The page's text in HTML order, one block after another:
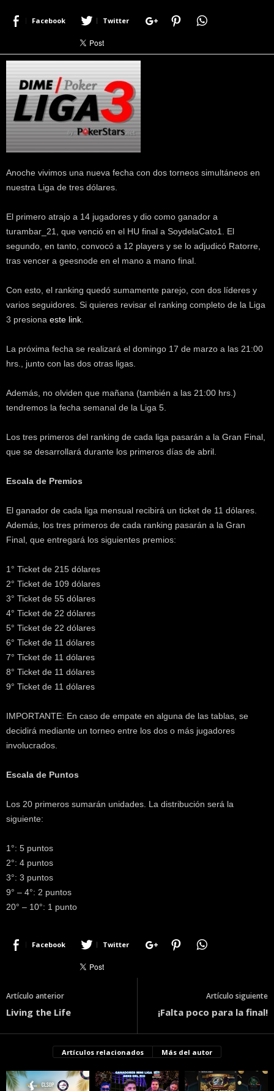
Facebook Twitter
Anoche vivimos una nueva fecha con dos torneos simultáneos en
nuestra Liga de tres dólares.
El primero atrajo a 14 jugadores y dio como ganador a
turambar_21, que venció en el HU final a SoydelaCato1. El
segundo, en tanto, convocó a 12 players y se lo adjudicó Ratorre,
tras vencer a geesnode en el mano a mano final.
Con esto, el ranking quedó sumamente parejo, con dos líderes y
varios seguidores. Si quieres revisar el ranking completo de la Liga
3 presiona este link
La próxima fecha se realizará el domingo 17 de marzo a las 21:00
hrs., junto con las dos otras ligas.
Además, no olviden que mañana (también a las 21:00 hrs.)
tendremos la fecha semanal de la Liga 5.
Los tres primeros del ranking de cada liga pasarán a la Gran Final,
que se desarrollará durante los primeros días de abril.
Escala de Premios
El ganador de cada liga mensual recibirá un ticket de 11 dólares.
Además, los tres primeros de cada ranking pasarán a la Gran
Final, que entregará los siguientes premios:
1° Ticket de 215 dólares
2° Ticket de 109 dólares
3° Ticket de 55 dólares
4° Ticket de 22 dólares
5° Ticket de 22 dólares
6° Ticket de 11 dólares
7° Ticket de 11 dólares
8° Ticket de 11 dólares
9° Ticket de 11 dólares
IMPORTANTE: En caso de empate en alguna de las tablas, se
decidirá mediante un torneo entre los dos o más jugadores
involucrados.
Escala de Puntos
Los 20 primeros sumarán unidades. La distribución será la
siguiente:
1°: 5 puntos
2°: 4 puntos
3°: 3 puntos
9° – 4°: 2 puntos
20° – 10°: 1 punto
Facebook Twitter
Artículo anterior
Living the Life
Artículo siguiente
¡Falta poco para la final!
Artículos relacionados Más del autor